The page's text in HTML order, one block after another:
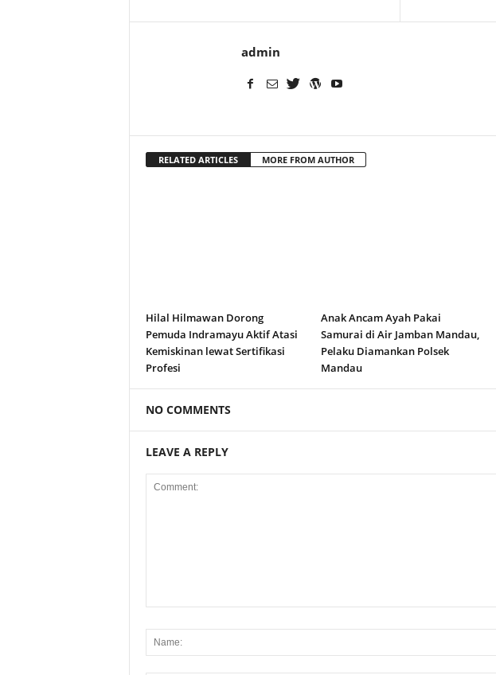
admin
RELATED ARTICLES MORE FROM AUTHOR
Hilal Hilmawan Dorong
Pemuda Indramayu Aktif Atasi
Kemiskinan lewat Sertifikasi
Profesi
Anak Ancam Ayah Pakai
Samurai di Air Jamban Mandau,
Pelaku Diamankan Polsek
Mandau
NO COMMENTS
LEAVE A REPLY